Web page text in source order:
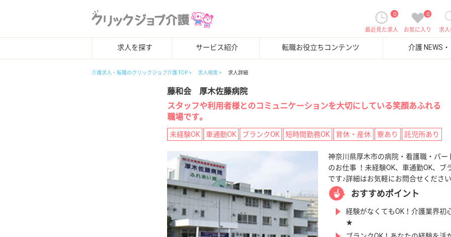
求
0
お気に入り
0
最近見た求人
求人を探す サービス紹介 転職お役立ちコンテンツ 介護 NEWS
介護求人・転職のクリックジョブ介護 TOP 求人検索 求人詳細
藤和会 厚木佐藤病院
スタッフや利用者様とのコミュニケーションを大切にしている笑顔あふれる
職場です。
未経験OK 車通勤OK ブランクOK 短時間勤務OK 育休・産休 寮あり 託児所あり
神奈川県厚木市の病院・看護職・パー
のお仕事 ！未経験OK、車通勤OK、ブ
です♪詳細はお気軽にお問合せくださ
おすすめポイント
経験がなくてもOK！介護業界初
★